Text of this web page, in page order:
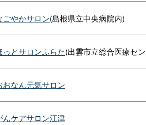
ごやかサロン(島根県立中央病院内)
っとサロンふらた(出雲市立総合医療セ
おなん元気サロン
んケアサロン江津